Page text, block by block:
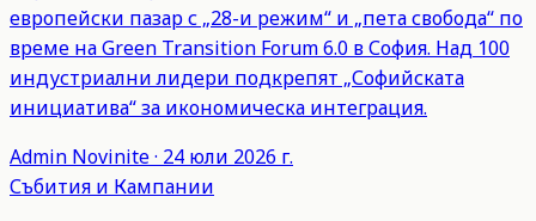
европейски пазар с „28-и режим“ и „пета свобода“ по
време на Green Transition Forum 6.0 в София. Над 100
индустриални лидери подкрепят „Софийската
инициатива“ за икономическа интеграция.
Admin Novinite· 24 юли 2026 г.
Събития и Кампании